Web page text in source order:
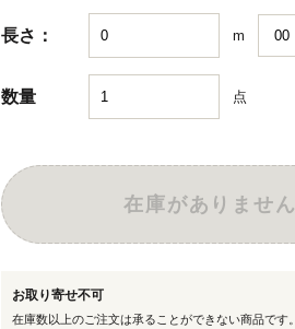
長さ： m
数量 点
在庫がありません
お取り寄せ不可
在庫数以上のご注文は承ることができない商品です。